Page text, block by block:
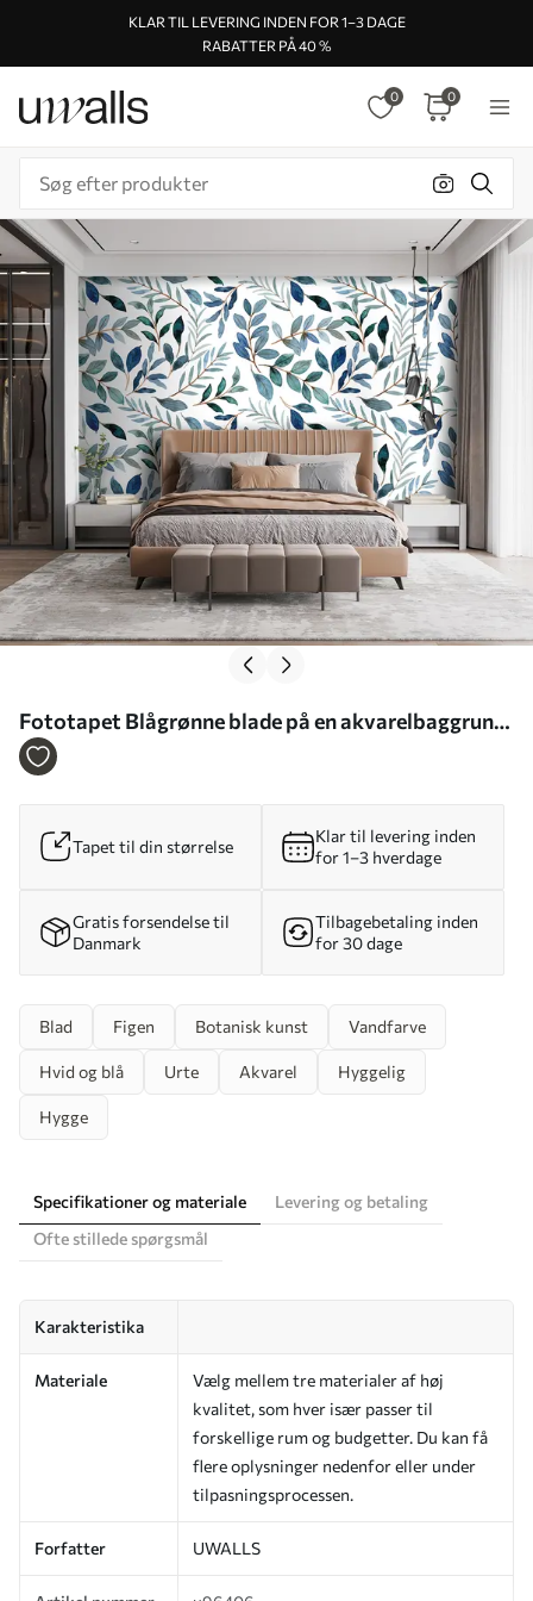
KLAR TIL LEVERING INDEN FOR 1–3 DAGE
RABATTER PÅ 40 %
0 0
Fototapet Blågrønne blade på en akvarelbaggrund
Nr. u96406
Tapet til din størrelse
Klar til levering inden
for 1–3 hverdage
Gratis forsendelse til
Danmark
Tilbagebetaling inden
for 30 dage
Blad Figen Botanisk kunst Vandfarve
Hvid og blå Urte Akvarel Hyggelig
Hygge
Specifikationer og materiale
Levering og betaling
Ofte stillede spørgsmål
Karakteristika
Materiale
Vælg mellem tre materialer af høj
kvalitet, som hver især passer til
forskellige rum og budgetter. Du kan få
flere oplysninger nedenfor eller under
tilpasningsprocessen.
Forfatter UWALLS